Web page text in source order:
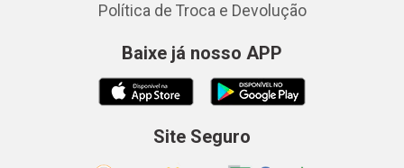
Política de Troca e Devolução
Baixe já nosso APP
Site Seguro